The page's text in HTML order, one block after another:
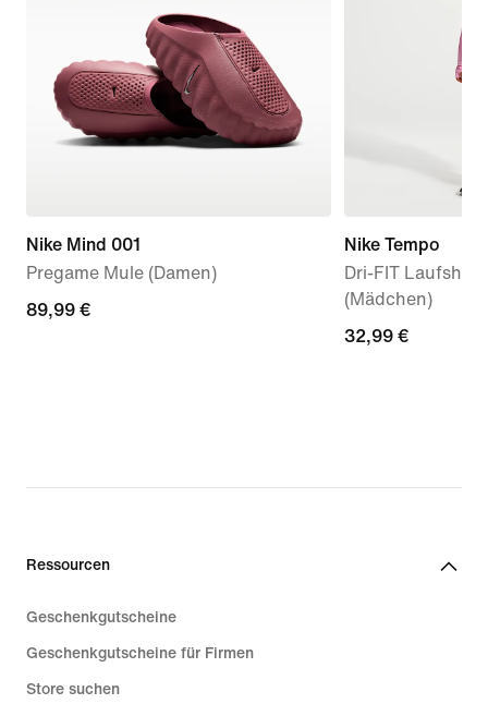
Nike Mind 001
Pregame Mule (Damen)
89,99 €
89,99 €
Nike Tempo
Dri-FIT
(Mädchen)
32,99 €
32,99 €
Ressourcen
Geschenkgutscheine
Geschenkgutscheine für Firmen
Store suchen